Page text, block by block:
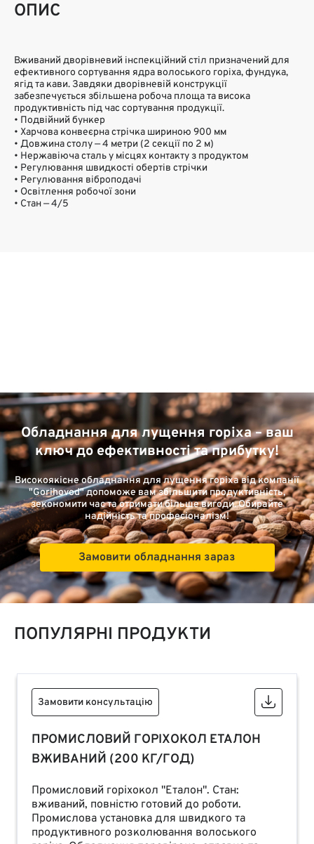
ОПИС
Вживаний дворівневий інспекційний стіл призначений для
ефективного сортування ядра волоського горіха, фундука,
ягід та кави. Завдяки дворівневій конструкції
забезпечується збільшена робоча площа та висока
продуктивність під час сортування продукції.
• Подвійний бункер
• Харчова конвеєрна стрічка шириною 900 мм
• Довжина столу — 4 метри (2 секції по 2 м)
• Нержавіюча сталь у місцях контакту з продуктом
• Регулювання швидкості обертів стрічки
• Регулювання віброподачі
• Освітлення робочої зони
• Стан — 4/5
Обладнання для лущення горіха – ваш
ключ до ефективності та прибутку!
Високоякісне обладнання для лущення горіха від компанії
"Gorihovod" допоможе вам збільшити продуктивність,
зекономити час та отримати більше вигоди. Обирайте
надійність та професіоналізм!
Замовити обладнання зараз
ПОПУЛЯРНІ ПРОДУКТИ
Замовити консультацію
ПРОМИСЛОВИЙ ГОРІХОКОЛ ЕТАЛОН
ВЖИВАНИЙ (200 КГ/ГОД)
Промисловий горіхокол "Еталон". Стан:
вживаний, повністю готовий до роботи.
Промислова установка для швидкого та
продуктивного розколювання волоського